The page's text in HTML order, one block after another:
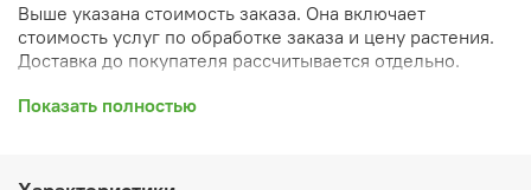
Выше указана стоимость заказа. Она включает
стоимость услуг по обработке заказа и цену растения.
Доставка до покупателя рассчитывается отдельно.
После оформления заказа вы получите его
Показать полностью